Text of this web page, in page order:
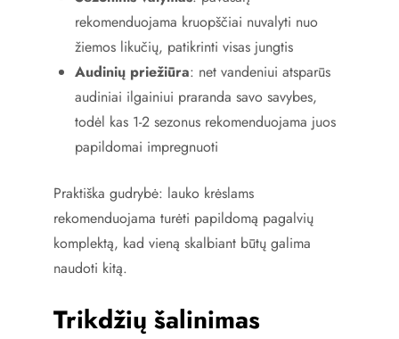
rekomenduojama kruopščiai nuvalyti nuo
žiemos likučių, patikrinti visas jungtis
Audinių priežiūra: net vandeniui atsparūs
audiniai ilgainiui praranda savo savybes,
todėl kas 1-2 sezonus rekomenduojama juos
papildomai impregnuoti
Praktiška gudrybė: lauko krėslams
rekomenduojama turėti papildomą pagalvių
komplektą, kad vieną skalbiant būtų galima
naudoti kitą.
Trikdžių šalinimas